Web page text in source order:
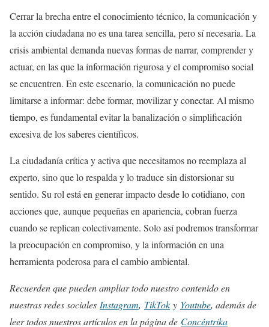
Cerrar la brecha entre el conocimiento técnico, la comunicación y
la acción ciudadana no es una tarea sencilla, pero sí necesaria. La
crisis ambiental demanda nuevas formas de narrar, comprender y
actuar, en las que la información rigurosa y el compromiso social
se encuentren. En este escenario, la comunicación no puede
limitarse a informar: debe formar, movilizar y conectar. Al mismo
tiempo, es fundamental evitar la banalización o simplificación
excesiva de los saberes científicos.
La ciudadanía crítica y activa que necesitamos no reemplaza al
experto, sino que lo respalda y lo traduce sin distorsionar su
sentido. Su rol está en generar impacto desde lo cotidiano, con
acciones que, aunque pequeñas en apariencia, cobran fuerza
cuando se replican colectivamente. Solo así podremos transformar
la preocupación en compromiso, y la información en una
herramienta poderosa para el cambio ambiental.
Recuerden que pueden ampliar todo nuestro contenido en
nuestras redes sociales Instagram, TikTok y Youtube, además de
leer todos nuestros artículos en la página de Concéntrika